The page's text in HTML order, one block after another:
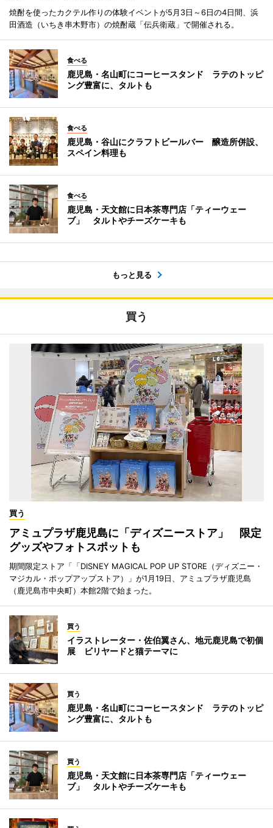
焼酎を使ったカクテル作りの体験イベントが5月3日～6日の4日間、浜
田酒造（いちき串木野市）の焼酎蔵「伝兵衛蔵」で開催される。
食べる
鹿児島・名山町にコーヒースタンド ラテのトッピ
ング豊富に、タルトも
食べる
鹿児島・谷山にクラフトビールバー 醸造所併設、
スペイン料理も
食べる
鹿児島・天文館に日本茶専門店「ティーウェー
ブ」 タルトやチーズケーキも
もっと見る
買う
買う
アミュプラザ鹿児島に「ディズニーストア」 限定
グッズやフォトスポットも
期間限定ストア「「DISNEY MAGICAL POP UP STORE（ディズニー・
マジカル・ポップアップストア）」が1月19日、アミュプラザ鹿児島
（鹿児島市中央町）本館2階で始まった。
買う
イラストレーター・佐伯翼さん、地元鹿児島で初個
展 ビリヤードと猫テーマに
買う
鹿児島・名山町にコーヒースタンド ラテのトッピ
ング豊富に、タルトも
買う
鹿児島・天文館に日本茶専門店「ティーウェー
ブ」 タルトやチーズケーキも